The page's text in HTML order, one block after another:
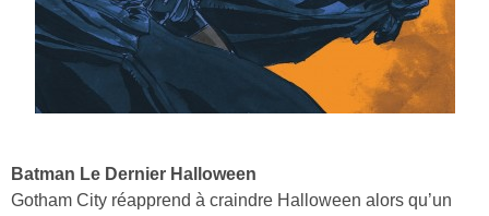
Batman Le Dernier Halloween
Gotham City réapprend à craindre Halloween alors qu’un